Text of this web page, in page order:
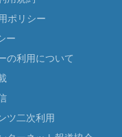
ポリシー
ー
の利用について
ツ二次利用